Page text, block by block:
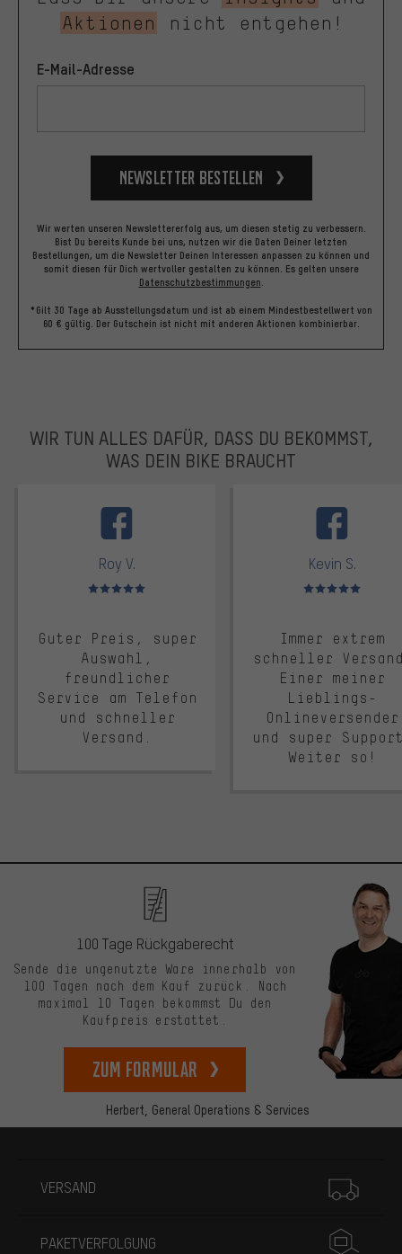
Aktionen
nicht entgehen!
E-Mail-Adresse
Newsletter bestellen
Wir werten unseren Newslettererfolg aus, um diesen stetig zu verbessern.
Bist Du bereits Kunde bei uns, nutzen wir die Daten Deiner letzten
Bestellungen, um die Newsletter Deinen Interessen anpassen zu können und
somit diesen für Dich wertvoller gestalten zu können. Es gelten unsere
Datenschutzbestimmungen.
*Gilt 30 Tage ab Ausstellungsdatum und ist ab einem Mindestbestellwert von
60 € gültig. Der Gutschein ist nicht mit anderen Aktionen kombinierbar.
WIR TUN ALLES DAFÜR, DASS DU BEKOMMST,
WAS DEIN BIKE BRAUCHT
Roy V.
Bewertungen: 5 von 5
Guter Preis, super
Auswahl,
freundlicher
Service am Telefon
und schneller
Versand.
Kevin S.
Bewertungen: 5 von 5
Immer extrem
schneller
Einer meiner
Lieblings-
Onlineversender
und super
Weiter so!
Herbert, General Operations & Services
100 Tage Rückgaberecht
Sende die ungenutzte Ware innerhalb von
100 Tagen nach dem Kauf zurück. Nach
maximal 10 Tagen bekommst Du den
Kaufpreis erstattet.
zum Formular
VERSAND
PAKETVERFOLGUNG